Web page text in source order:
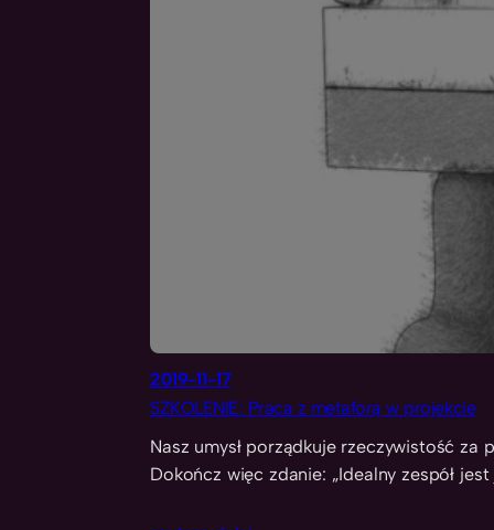
2019-11-17
SZKOLENIE: Praca z metaforą w projekcie
Nasz umysł porządkuje rzeczywistość za
Dokończ więc zdanie: „Idealny zespół jest